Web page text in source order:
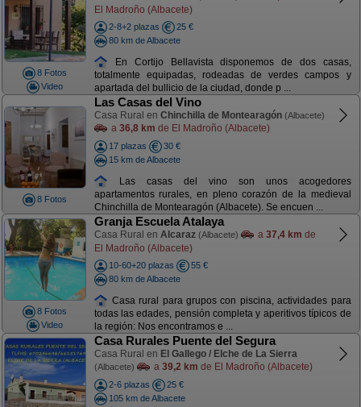
8 Fotos
Video
El Madroño (Albacete)
2-8+2 plazas
25 €
80 km de Albacete
En Cortijo Bellavista disponemos de dos casas,
totalmente equipadas, rodeadas de verdes campos y
apartada del bullicio de la ciudad, donde p ...
8 Fotos
Las Casas del Vino
Casa Rural en Chinchilla de Montearagón (Albacete)
a 36,8 km de El Madroño (Albacete)
17 plazas
30 €
15 km de Albacete
Las casas del vino son unos acogedores
apartamentos rurales, en pleno corazón de la medieval
Chinchilla de Montearagón (Albacete). Se encuen ...
8 Fotos
Video
Granja Escuela Atalaya
Casa Rural en Alcaraz (Albacete) a 37,4 km de
El Madroño (Albacete)
10-60+20 plazas
55 €
80 km de Albacete
Casa rural para grupos con piscina, actividades para
todas las edades, pensión completa y aperitivos típicos de
la región: Nos encontramos e ...
Casa Rurales Puente del Segura
Casa Rural en El Gallego / Elche de La Sierra
(Albacete) a 39,2 km de El Madroño (Albacete)
2-6 plazas
25 €
105 km de Albacete